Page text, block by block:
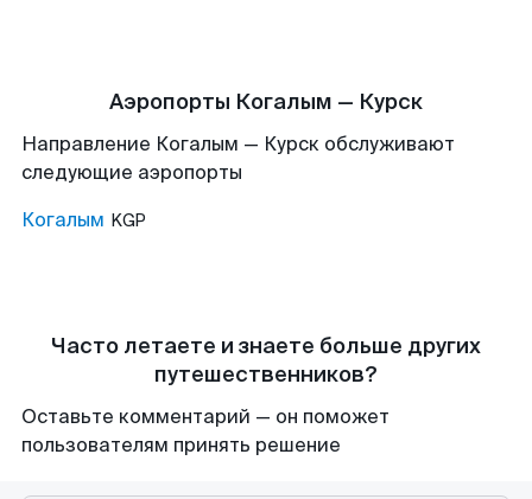
Аэропорты Когалым — Курск
Направление Когалым — Курск обслуживают
следующие аэропорты
Когалым KGP
Часто летаете и знаете больше других
путешественников?
Оставьте комментарий — он поможет
пользователям принять решение